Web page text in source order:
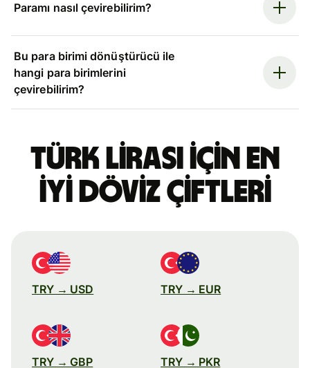
Paramı nasıl çevirebilirim?
Bu para birimi dönüştürücü ile
hangi para birimlerini
çevirebilirim?
Türk lirası için en
iyi döviz çiftleri
TRY → USD TRY → EUR
TRY → GBP TRY → PKR